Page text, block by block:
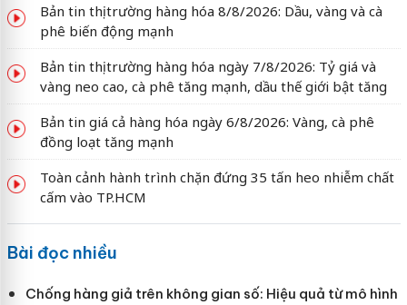
Bản tin thị trường hàng hóa 8/8/2026: Dầu, vàng và cà
phê biến động mạnh
Bản tin thị trường hàng hóa ngày 7/8/2026: Tỷ giá và
vàng neo cao, cà phê tăng mạnh, dầu thế giới bật tăng
Bản tin giá cả hàng hóa ngày 6/8/2026: Vàng, cà phê
đồng loạt tăng mạnh
Toàn cảnh hành trình chặn đứng 35 tấn heo nhiễm chất
cấm vào TP.HCM
Bài đọc nhiều
Chống hàng giả trên không gian số: Hiệu quả từ mô hình